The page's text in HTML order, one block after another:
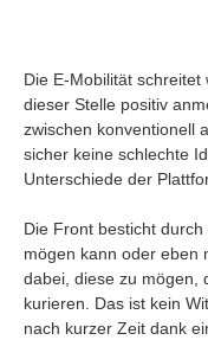
Die E-Mobilität
dieser Stelle positiv
zwischen konventionell
sicher keine schlechte
Unterschiede der
Die Front besticht
mögen kann oder eben
dabei, diese zu mögen,
kurieren. Das ist kein
nach kurzer Zeit dank